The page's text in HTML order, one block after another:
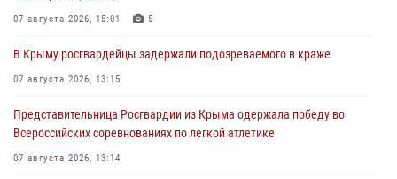
07 августа 2026, 15:01 5
В Крыму росгвардейцы задержали подозреваемого в краже
07 августа 2026, 13:15
Представительница Росгвардии из Крыма одержала победу во
Всероссийских соревнованиях по легкой атлетике
07 августа 2026, 13:14